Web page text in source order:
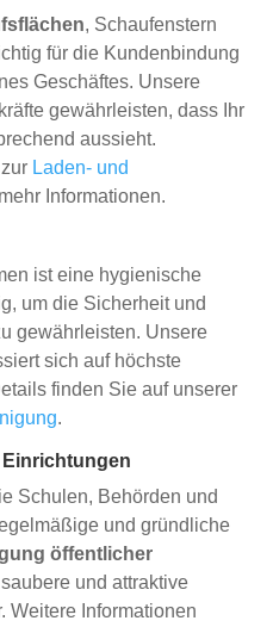
, Schaufenstern
für die Kundenbindung
Geschäftes. Unsere
gewährleisten, dass Ihr
aussieht.
Laden- und
Informationen.
ist eine hygienische
um die Sicherheit und
gewährleisten. Unsere
sich auf höchste
finden Sie auf unserer
.
Schulen, Behörden und
und gründliche
öffentlicher
und attraktive
Weitere Informationen